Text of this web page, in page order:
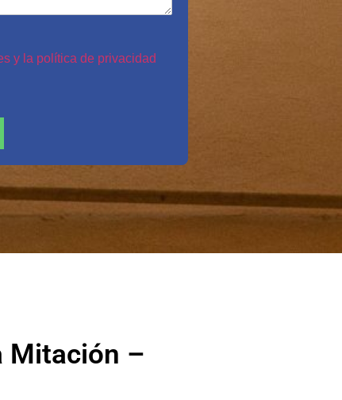
y la política de privacidad
Mitación –